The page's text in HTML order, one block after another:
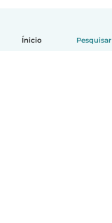
Ínicio Pesquisar